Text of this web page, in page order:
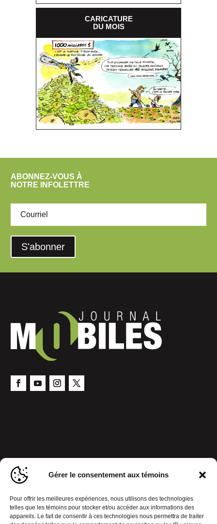
Gérer le consentement aux témoins
Pour offrir les meilleures expériences, nous utilisons des technologies
telles que les témoins pour stocker et/ou accéder aux informations des
appareils. Le fait de consentir à ces technologies nous permettra de traiter
CARICATURE
DU MOIS
ABONNEZ-VOUS À
NOTRE INFOLETTRE
S'abonner